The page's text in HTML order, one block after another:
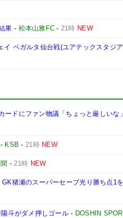
果 - 松本山雅FC - 21時 NEW
イ ベガルタ仙台戦(ユアテックスタジ
ドにファン物議「ちょっと厳しいな
- KSB - 21時 NEW
-21時 NEW
猪瀬のスーパーセーブ光り勝ち点1
斗がダメ押しゴール- DOSHIN